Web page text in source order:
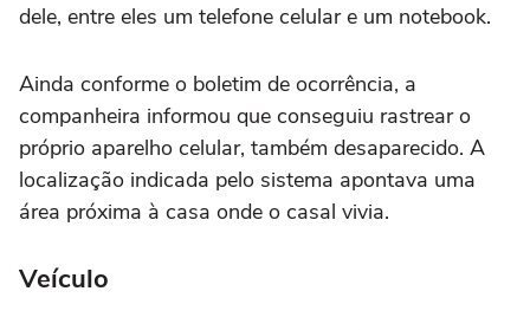
dele, entre eles um telefone celular e um notebook.
Ainda conforme o boletim de ocorrência, a
companheira informou que conseguiu rastrear o
próprio aparelho celular, também desaparecido. A
localização indicada pelo sistema apontava uma
área próxima à casa onde o casal vivia.
Veículo